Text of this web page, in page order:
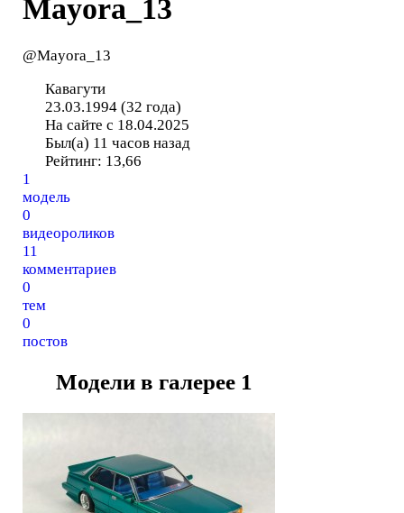
Mayora_13
@Mayora_13
Кавагути
23.03.1994 (32 года)
На сайте с 18.04.2025
Был(а) 11 часов назад
Рейтинг: 13,66
1
модель
0
видеороликов
11
комментариев
0
тем
0
постов
Модели в галерее 1